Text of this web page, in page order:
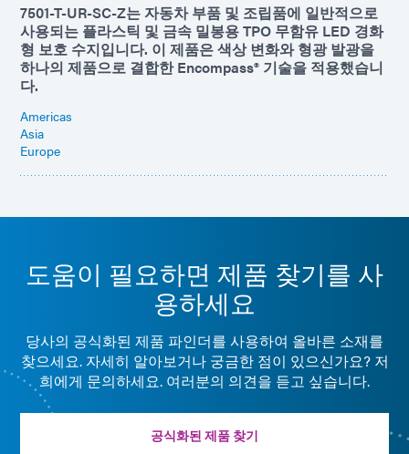
7501-T-UR-SC-Z는 자동차 부품 및 조립품에 일반적으로
사용되는 플라스틱 및 금속 밀봉용 TPO 무함유 LED 경화
형 보호 수지입니다. 이 제품은 색상 변화와 형광 발광을
하나의 제품으로 결합한 Encompass® 기술을 적용했습니
다.
Americas
Asia
Europe
도움이 필요하면 제품 찾기를 사
용하세요
당사의 공식화된 제품 파인더를 사용하여 올바른 소재를
찾으세요. 자세히 알아보거나 궁금한 점이 있으신가요? 저
희에게 문의하세요. 여러분의 의견을 듣고 싶습니다.
공식화된 제품 찾기